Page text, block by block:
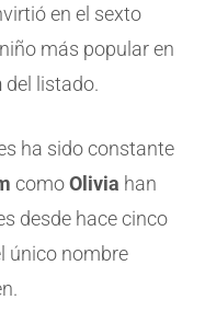
en el sexto
más popular en
del listado.
ha sido constante
comoOlivia han
desde hace cinco
único nombre